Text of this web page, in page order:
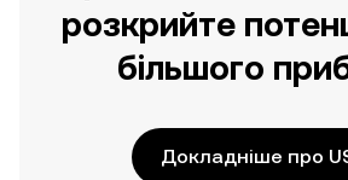
розкрийте
більшого
Докладніше про